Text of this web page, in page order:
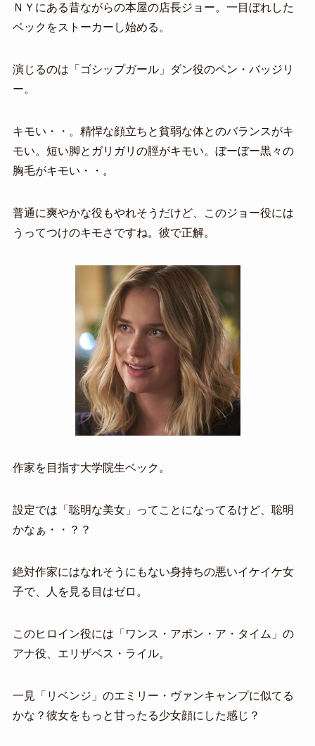
ＮＹにある昔ながらの本屋の店長ジョー。一目ぼれした
ベックをストーカーし始める。
演じるのは「ゴシップガール」ダン役のペン・バッジリ
ー。
キモい・・。精悍な顔立ちと貧弱な体とのバランスがキ
モい。短い脚とガリガリの脛がキモい。ぼーぼー黒々の
胸毛がキモい・・。
普通に爽やかな役もやれそうだけど、このジョー役には
うってつけのキモさですね。彼で正解。
作家を目指す大学院生ベック。
設定では「聡明な美女」ってことになってるけど、聡明
かなぁ・・？？
絶対作家にはなれそうにもない身持ちの悪いイケイケ女
子で、人を見る目はゼロ。
このヒロイン役には「ワンス・アポン・ア・タイム」の
アナ役、エリザベス・ライル。
一見「リベンジ」のエミリー・ヴァンキャンプに似てる
かな？彼女をもっと甘ったる少女顔にした感じ？